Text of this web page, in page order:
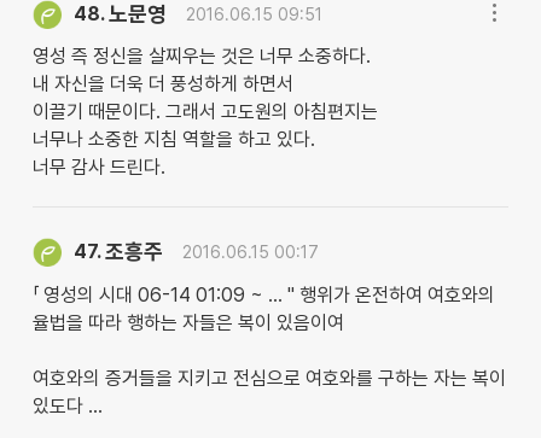
48.노문영 2016.06.15 09:51
영성 즉 정신을 살찌우는 것은 너무 소중하다.
내 자신을 더욱 더 풍성하게 하면서
이끌기 때문이다. 그래서 고도원의 아침편지는
너무나 소중한 지침 역할을 하고 있다.
너무 감사 드린다.
47.조흥주 2016.06.15 00:17
「 영성의 시대 06-14 01:09 ~ … " 행위가 온전하여 여호와의
율법을 따라 행하는 자들은 복이 있음이여
여호와의 증거들을 지키고 전심으로 여호와를 구하는 자는 복이
있도다 …